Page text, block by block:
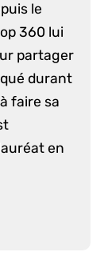
le
360 lui
partager
durant
faire sa
en